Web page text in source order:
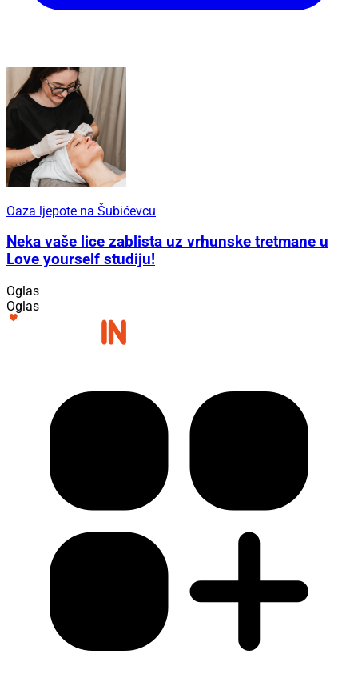
Oaza ljepote na Šubićevcu
Neka vaše lice zablista uz vrhunske tretmane u
Love yourself studiju!
Oglas
Oglas